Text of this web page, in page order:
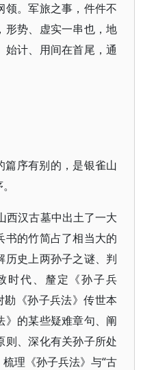
领。军旅之事，件件不
形势、虚实一串也，地
计、用间在首尾，通
篇序有别的，是银雀山
西汉古墓中出土了一大
书的竹简占了相当大的
历史上两孙子之谜、判
时代、釐定《孙子兵
勘《孙子兵法》传世本
》的某些疑难章句、阐
则、深化有关孙子所处
理《孙子兵法》与“古